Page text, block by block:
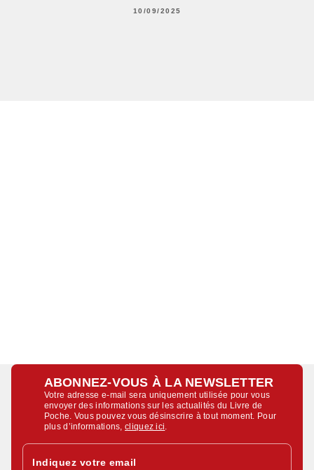
10/09/2025
ABONNEZ-VOUS À LA NEWSLETTER
Votre adresse e-mail sera uniquement utilisée pour vous
envoyer des informations sur les actualités du Livre de
Poche. Vous pouvez vous désinscrire à tout moment. Pour
plus d’informations,cliquez ici
Indiquez votre email